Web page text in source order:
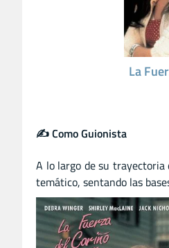
La
✍️ Como Guionista
A lo largo de su trayectoria
temático, sentando las